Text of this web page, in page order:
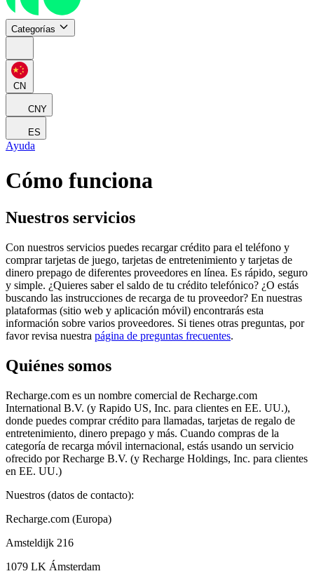
Categorías
CN
CNY
ES
Ayuda
Cómo funciona
Nuestros servicios
Con nuestros servicios puedes recargar crédito para el teléfono y
comprar tarjetas de juego, tarjetas de entretenimiento y tarjetas de
dinero prepago de diferentes proveedores en línea. Es rápido, seguro
y simple. ¿Quieres saber el saldo de tu crédito telefónico? ¿O estás
buscando las instrucciones de recarga de tu proveedor? En nuestras
plataformas (sitio web y aplicación móvil) encontrarás esta
información sobre varios proveedores. Si tienes otras preguntas, por
favor revisa nuestra página de preguntas frecuentes.
Quiénes somos
Recharge.com es un nombre comercial de Recharge.com
International B.V. (y Rapido US, Inc. para clientes en EE. UU.),
donde puedes comprar crédito para llamadas, tarjetas de regalo de
entretenimiento, dinero prepago y más. Cuando compras de la
categoría de recarga móvil internacional, estás usando un servicio
ofrecido por Recharge B.V. (y Recharge Holdings, Inc. para clientes
en EE. UU.)
Nuestros (datos de contacto):
Recharge.com (Europa)
Amsteldijk 216
1079 LK Ámsterdam